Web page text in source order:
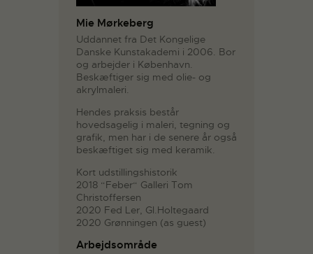
Mie Mørkeberg
Uddannet fra Det Kongelige
Danske Kunstakademi i 2006. Bor
og arbejder i København.
Beskæftiger sig med olie- og
akrylmaleri.
Hendes praksis består
hovedsagelig i maleri, tegning og
grafik, men har i de senere år også
beskæftiget sig med keramik.
Kort udstillingshistorik
2018 “Feber“ Galleri Tom
Christoffersen
2020 Fed Ler, Gl.Holtegaard
2020 Grønningen (as guest)
Arbejdsområde